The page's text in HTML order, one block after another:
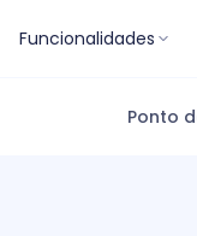
Funcionalidades
Ponto